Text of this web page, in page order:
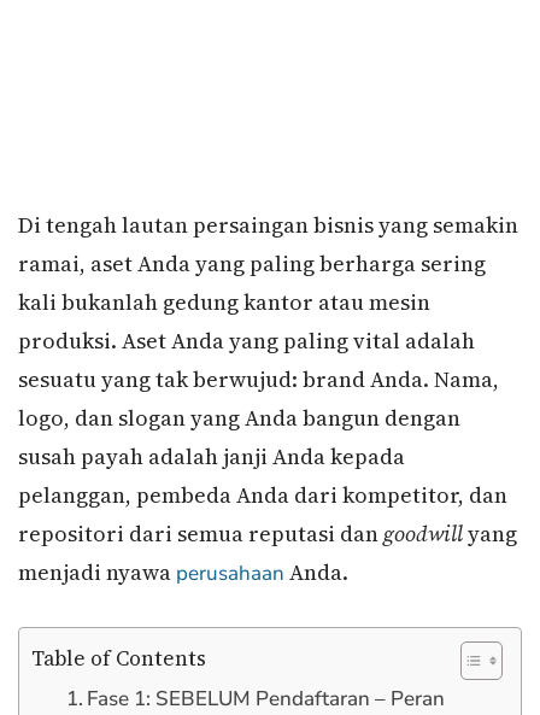
Di tengah lautan persaingan bisnis yang semakin
ramai, aset Anda yang paling berharga sering
kali bukanlah gedung kantor atau mesin
produksi. Aset Anda yang paling vital adalah
sesuatu yang tak berwujud: brand Anda. Nama,
logo, dan slogan yang Anda bangun dengan
susah payah adalah janji Anda kepada
pelanggan, pembeda Anda dari kompetitor, dan
repositori dari semua reputasi dangoodwillyang
menjadi nyawa perusahaan Anda.
Table of Contents
Fase 1: SEBELUM Pendaftaran – Peran